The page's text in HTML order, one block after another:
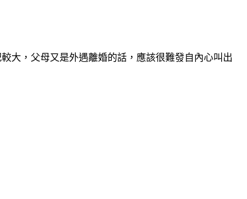
大，父母又是外遇離婚的話，應該很難發自內心叫出